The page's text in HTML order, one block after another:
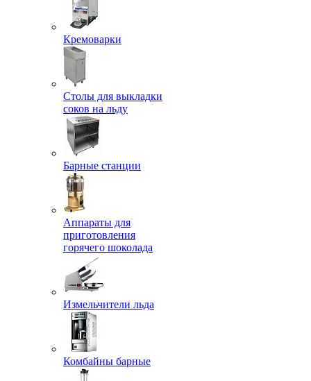
Кремоварки
Столы для выкладки
соков на льду
Барные станции
Аппараты для
приготовления
горячего шоколада
Измельчители льда
Комбайны барные